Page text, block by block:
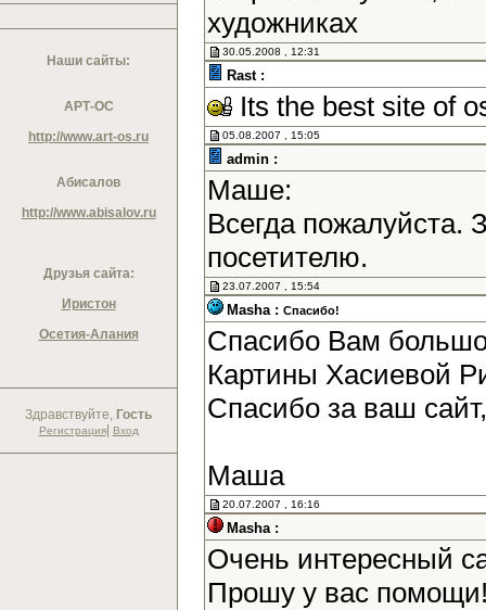
Наши сайты:
АРТ-ОС
http://www.art-os.ru
Абисалов
http://www.abisalov.ru
Друзья сайта:
Иристон
Осетия-Алания
Здравствуйте, Гость
Регистрация| Вход
художниках
30.05.2008 , 12:31
Rast :
Its the best site of
05.08.2007 , 15:05
admin :
Маше:
Всегда
посетителю.
23.07.2007 , 15:54
Masha : Спасибо!
Спасибо Вам
Картины Хасиевой
Спасибо за ваш
Маша
20.07.2007 , 16:16
Masha :
Очень интересный
Прошу у вас